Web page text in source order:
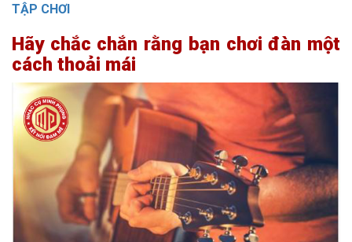
TẬP CHƠI
Hãy chắc chắn rằng bạn chơi đàn một
cách thoải mái